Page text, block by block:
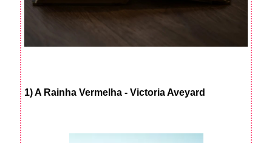
1) A Rainha Vermelha - Victoria Aveyard